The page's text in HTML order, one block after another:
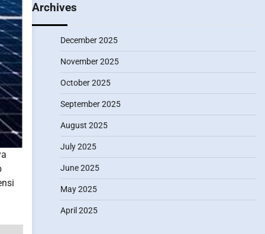
Archives
December 2025
November 2025
October 2025
September 2025
August 2025
July 2025
June 2025
May 2025
April 2025